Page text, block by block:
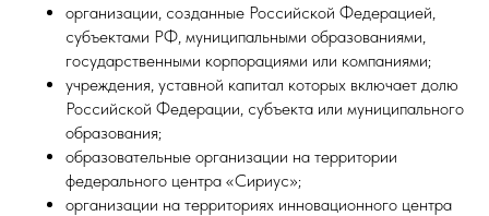
организации, созданные Российской Федерацией,
субъектами РФ, муниципальными образованиями,
государственными корпорациями или компаниями;
учреждения, уставной капитал которых включает долю
Российской Федерации, субъекта или муниципального
образования;
образовательные организации на территории
федерального центра «Сириус»;
организации на территориях инновационного центра